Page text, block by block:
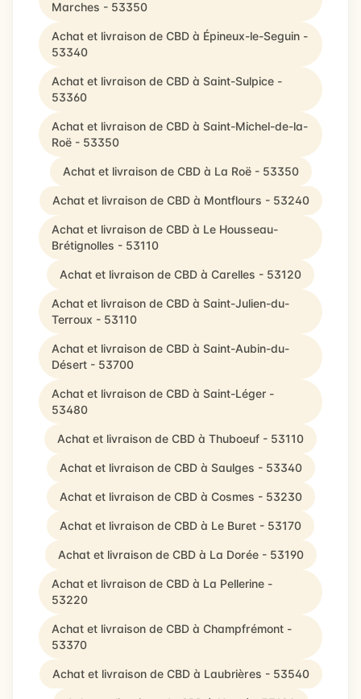
Marches - 53350
Achat et livraison de CBD à Épineux-le-Seguin -
53340
Achat et livraison de CBD à Saint-Sulpice -
53360
Achat et livraison de CBD à Saint-Michel-de-la-
Roë - 53350
Achat et livraison de CBD à La Roë - 53350
Achat et livraison de CBD à Montflours - 53240
Achat et livraison de CBD à Le Housseau-
Brétignolles - 53110
Achat et livraison de CBD à Carelles - 53120
Achat et livraison de CBD à Saint-Julien-du-
Terroux - 53110
Achat et livraison de CBD à Saint-Aubin-du-
Désert - 53700
Achat et livraison de CBD à Saint-Léger -
53480
Achat et livraison de CBD à Thuboeuf - 53110
Achat et livraison de CBD à Saulges - 53340
Achat et livraison de CBD à Cosmes - 53230
Achat et livraison de CBD à Le Buret - 53170
Achat et livraison de CBD à La Dorée - 53190
Achat et livraison de CBD à La Pellerine -
53220
Achat et livraison de CBD à Champfrémont -
53370
Achat et livraison de CBD à Laubrières - 53540